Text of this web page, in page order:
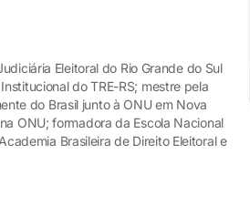
Eleitoral do Rio Grande do Sul
do TRE-RS; mestre pela
do Brasil junto à ONU em Nova
ONU; formadora da Escola Nacional
Brasileira de Direito Eleitoral e